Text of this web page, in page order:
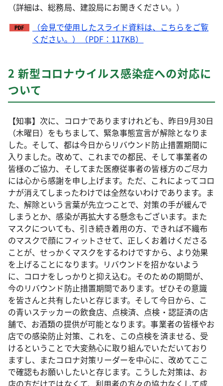
（詳細は、総務局、建設局にお聞きください。）
（会見で使用したスライド資料は、こちらをご覧
ください。）（PDF：117KB）
2 新型コロナウイルス感染症への対応に
ついて
【知事】次に、コロナでありますけれども、昨日9月30日
（木曜日）をもちまして、緊急事態宣言が解除となりま
した。そして、都は今日からリバウンド防止措置期間に
入りました。改めて、これまでの都民、そして事業者の
皆様のご協力、そしてまた医療従事者の皆様方のご尽力
には心から感謝を申し上げます。ただ、これによってコロ
ナが消えてしまったわけでは全然ないわけであります。ま
た、解除という言葉が先立つことで、対策の手が緩んで
しまうとか、感染が再拡大する懸念もございます。また
マスクについても、引き続き着用の方、できれば不織布
のマスクで顔にフィットさせて、正しくお着けくださる
ことが、せっかくマスクをするわけですから、より効果
を上げることになります。リバウンドを招かないよう
に、コロナをしっかりと抑え込む。そのための期間が、
今のリバウンド防止措置期間であります。ぜひその意識
を皆さんと共有したいと存じます。そして今日から、こ
の青いステッカーの飲食店、点検済、点検・認証済の店
舗で、お酒類の提供が可能となります。事業者の皆様やお
店での感染防止対策、これを、この点検を済ませる、受
けるということで大変熱心に取り組んでいただいており
ますし、またコロナ対策リーダーを中心に、改めてここ
で確認もお願いしたいと存じます。こうした対策は、お